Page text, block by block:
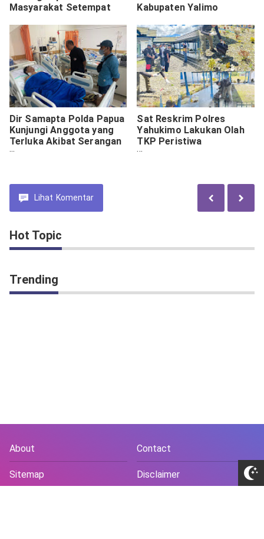
Masyarakat Setempat
Kabupaten Yalimo
Dir Samapta Polda Papua
Kunjungi Anggota yang
Terluka Akibat Serangan
OTK di Yahukimo
Sat Reskrim Polres
Yahukimo Lakukan Olah
TKP Peristiwa
pembacokan Anggota
Lihat Komentar
Hot Topic
Trending
About Contact
Sitemap Disclaimer